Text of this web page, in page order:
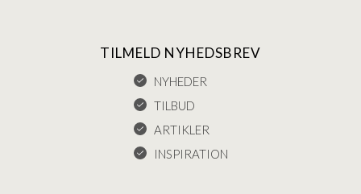
TILMELD NYHEDSBREV
NYHEDER
TILBUD
ARTIKLER
INSPIRATION